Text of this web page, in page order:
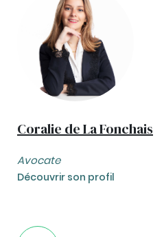
Coralie de La Fonchais
Avocate
Découvrir son profil